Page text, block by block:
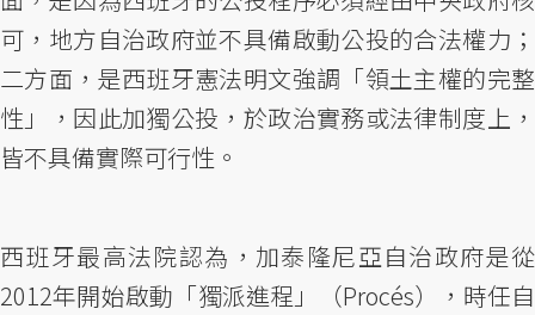
可，地方自治政府並不具備啟動公投的合法權力；
二方面，是西班牙憲法明文強調「領土主權的完整
性」，因此加獨公投，於政治實務或法律制度上，
皆不具備實際可行性。
西班牙最高法院認為，加泰隆尼亞自治政府是從
2012年開始啟動「獨派進程」（Procés），時任自